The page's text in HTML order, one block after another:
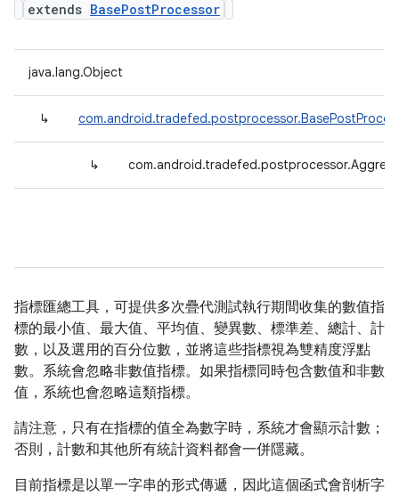
extends BasePostProcessor
java.lang.Object
↳
↳
指標匯總工具，可提供多次疊代測試執行期間收集的數值指
標的最小值、最大值、平均值、變異數、標準差、總計、計
數，以及選用的百分位數，並將這些指標視為雙精度浮點
數。系統會忽略非數值指標。如果指標同時包含數值和非數
值，系統也會忽略這類指標。
請注意，只有在指標的值全為數字時，系統才會顯示計數；
否則，計數和其他所有統計資料都會一併隱藏。
目前指標是以單一字串的形式傳遞，因此這個函式會剖析字